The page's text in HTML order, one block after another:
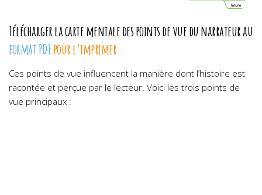
Télécharger la carte mentale des points de vue du narrateur au
format PDFpour l’imprimer
Ces points de vue influencent la manière dont l’histoire est
racontée et perçue par le lecteur. Voici les trois points de
vue principaux :